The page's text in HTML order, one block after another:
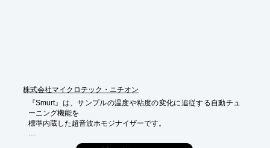
株式会社マイクロテック・ニチオン
『Smurt』は、サンプルの温度や粘度の変化に追従する自動チュ
ーニング機能を
標準内蔵した超音波ホモジナイザーです。
設定データをパソコンに取り込むことができるので、いつでも以